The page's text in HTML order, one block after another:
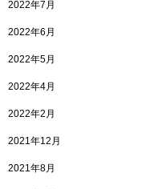
2022年7月
2022年6月
2022年5月
2022年4月
2022年2月
2021年12月
2021年8月